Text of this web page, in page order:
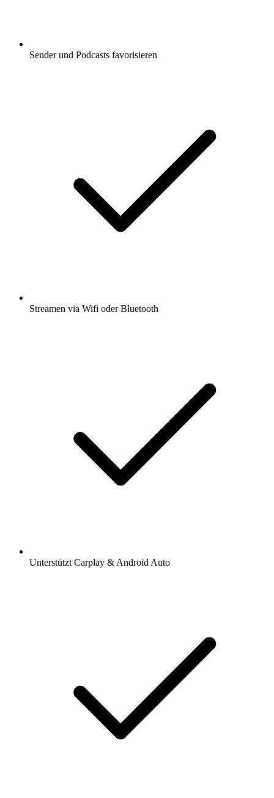
Sender und Podcasts favorisieren
Streamen via Wifi oder Bluetooth
Unterstützt Carplay & Android Auto